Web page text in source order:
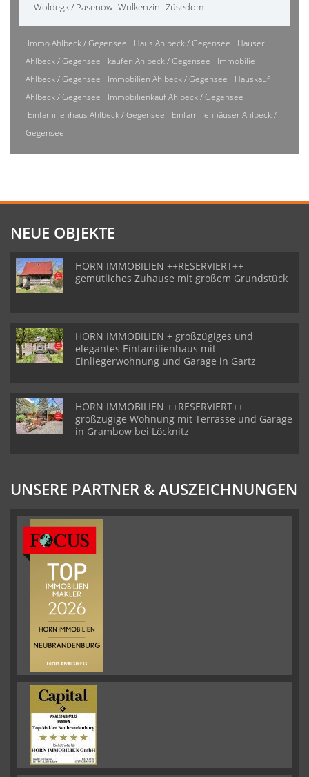
Woldegk / Pasenow Wulkenzin Züsedom
Immo Ahlbeck / Gegensee Haus Ahlbeck / Gegensee
Häuser
Ahlbeck / Gegensee
kaufen Ahlbeck / Gegensee
Immobilie
Ahlbeck / Gegensee
Immobilien Ahlbeck / Gegensee
Hauskauf
Ahlbeck / Gegensee
Immobilienkauf Ahlbeck / Gegensee
Einfamilienhaus Ahlbeck / Gegensee
Einfamilienhäuser Ahlbeck /
Gegensee
NEUE OBJEKTE
HORN IMMOBILIEN ++RESERVIERT++
gemütliches Zuhause mit großem Grundstück
HORN IMMOBILIEN + großzügiges und
elegantes Einfamilienhaus mit
Einliegerwohnung und Garage in Gartz
HORN IMMOBILIEN ++RESERVIERT++
großzügige Wohnung mit Terrasse und Garage
in Grambow bei Löcknitz
UNSERE PARTNER & AUSZEICHNUNGEN